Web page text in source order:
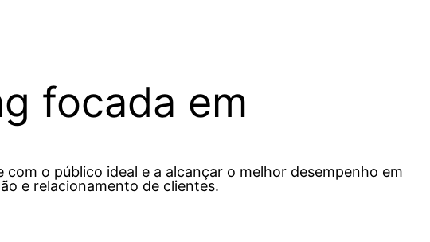
focada em
o público ideal e a alcançar o melhor desempenho em
e relacionamento de clientes.